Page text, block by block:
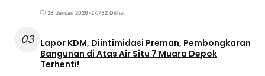
28 Januari 2026•27.732 Dilihat
03 Lapor KDM, Diintimidasi Preman, Pembongkaran
Bangunan di Atas Air Situ 7 Muara Depok
Terhenti!